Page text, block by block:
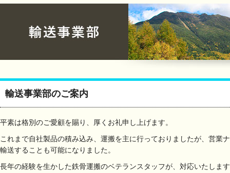
輸送事業部のご案内
平素は格別のご愛顧を賜り、厚くお礼申し上げます。
これまで自社製品の積み込み、運搬を主に行っておりましたが、営業
輸送することも可能になりました。
長年の経験を生かした鉄骨運搬のベテランスタッフが、対応いたしま